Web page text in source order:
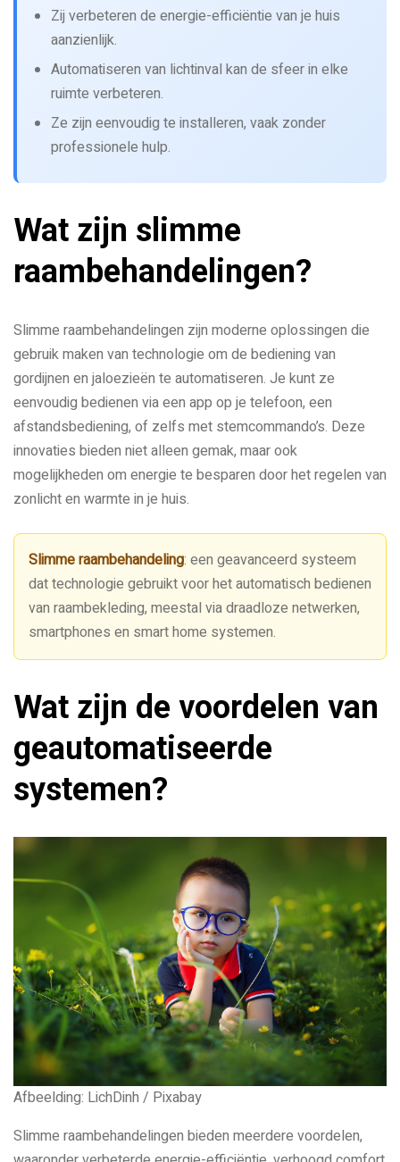
Zij verbeteren de energie-efficiëntie van je huis
aanzienlijk.
Automatiseren van lichtinval kan de sfeer in elke
ruimte verbeteren.
Ze zijn eenvoudig te installeren, vaak zonder
professionele hulp.
Wat zijn slimme
raambehandelingen?
Slimme raambehandelingen zijn moderne oplossingen die
gebruik maken van technologie om de bediening van
gordijnen en jaloezieën te automatiseren. Je kunt ze
eenvoudig bedienen via een app op je telefoon, een
afstandsbediening, of zelfs met stemcommando’s. Deze
innovaties bieden niet alleen gemak, maar ook
mogelijkheden om energie te besparen door het regelen van
zonlicht en warmte in je huis.
Slimme raambehandeling: een geavanceerd systeem
dat technologie gebruikt voor het automatisch bedienen
van raambekleding, meestal via draadloze netwerken,
smartphones en smart home systemen.
Wat zijn de voordelen van
geautomatiseerde
systemen?
Afbeelding: LichDinh / Pixabay
Slimme raambehandelingen bieden meerdere voordelen,